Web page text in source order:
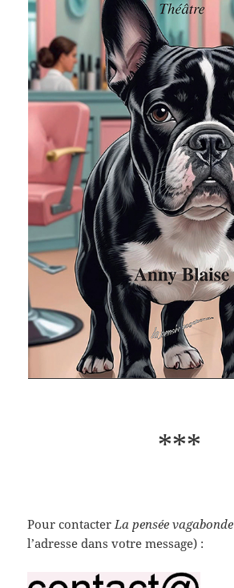
***
Pour contacterLa pensée vagabonde
l’adresse dans votre message) :